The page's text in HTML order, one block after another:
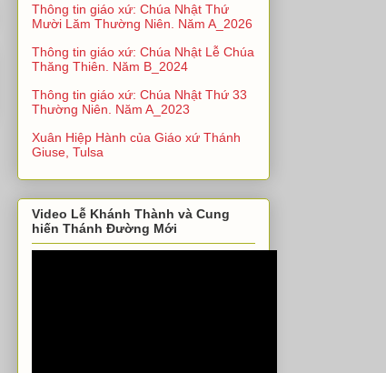
Thông tin giáo xứ: Chúa Nhật Thứ
Mười Lăm Thường Niên. Năm A_2026
Thông tin giáo xứ: Chúa Nhật Lễ Chúa
Thăng Thiên. Năm B_2024
Thông tin giáo xứ: Chúa Nhật Thứ 33
Thường Niên. Năm A_2023
Xuân Hiệp Hành của Giáo xứ Thánh
Giuse, Tulsa
Video Lễ Khánh Thành và Cung
hiến Thánh Đường Mới